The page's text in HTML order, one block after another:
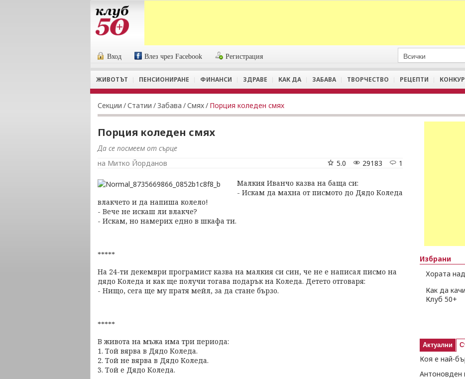
Вход Влез чрез Facebook Регистрация
ЖИВОТЪТ ПЕНСИОНИРАНЕ ФИНАНСИ ЗДРАВЕ КАК ДА ЗАБАВА ТВОРЧЕСТВО РЕЦЕПТИ
Секции /Статии / Забава /Смях/ Порция коледен смях
Порция коледен смях
Да се посмеем от сърце
на Митко Йорданов
1
29183
5.0
Малкия Иванчо казва на баща си:
- Искам да махна от писмото до Дядо Коледа
влакчето и да напиша колело!
- Вече не искаш ли влакче?
- Искам, но намерих едно в шкафа ти.
*****
На 24-ти декември програмист казва на малкия си син, че не е написал писмо на
дядо Коледа и как ще получи тогава подарък на Коледа. Детето отговаря:
- Нищо, сега ще му пратя мейл, за да стане бързо.
*****
В живота на мъжа има три периода:
1. Той вярва в Дядо Коледа.
2. Той не вярва в Дядо Коледа.
3. Той е Дядо Коледа.
Избрани
Хората
Как да
Клуб 50+
Актуални
Коя е най-
Антоновден